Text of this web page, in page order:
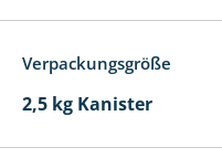
Verpackungsgröße
2,5 kg Kanister